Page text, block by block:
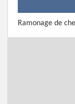
Ramonage de